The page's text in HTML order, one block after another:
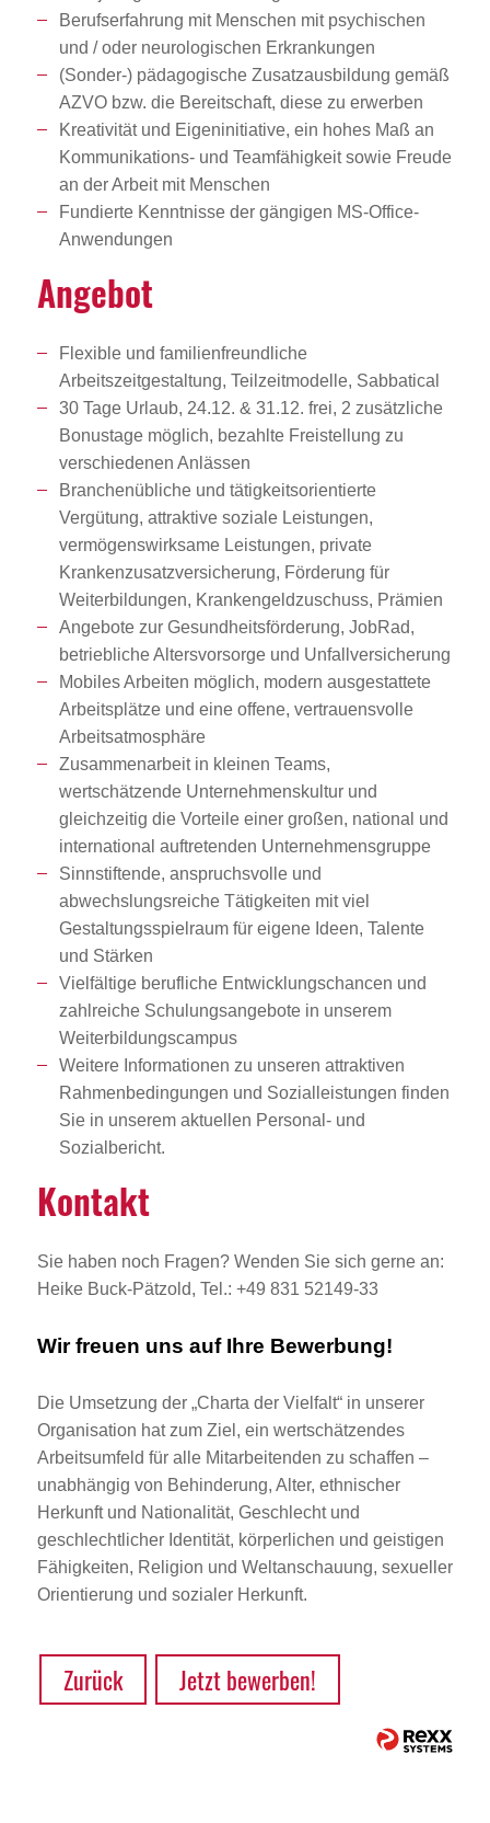
Berufserfahrung mit Menschen mit psychischen
und / oder neurologischen Erkrankungen
(Sonder-) pädagogische Zusatzausbildung gemäß
AZVO bzw. die Bereitschaft, diese zu erwerben
Kreativität und Eigeninitiative, ein hohes Maß an
Kommunikations- und Teamfähigkeit sowie Freude
an der Arbeit mit Menschen
Fundierte Kenntnisse der gängigen MS-Office-
Anwendungen
Angebot
Flexible und familienfreundliche
Arbeitszeitgestaltung, Teilzeitmodelle, Sabbatical
30 Tage Urlaub, 24.12. & 31.12. frei, 2 zusätzliche
Bonustage möglich, bezahlte Freistellung zu
verschiedenen Anlässen
Branchenübliche und tätigkeitsorientierte
Vergütung, attraktive soziale Leistungen,
vermögenswirksame Leistungen, private
Krankenzusatzversicherung, Förderung für
Weiterbildungen, Krankengeldzuschuss, Prämien
Angebote zur Gesundheitsförderung, JobRad,
betriebliche Altersvorsorge und Unfallversicherung
Mobiles Arbeiten möglich, modern ausgestattete
Arbeitsplätze und eine offene, vertrauensvolle
Arbeitsatmosphäre
Zusammenarbeit in kleinen Teams,
wertschätzende Unternehmenskultur und
gleichzeitig die Vorteile einer großen, national und
international auftretenden Unternehmensgruppe
Sinnstiftende, anspruchsvolle und
abwechslungsreiche Tätigkeiten mit viel
Gestaltungsspielraum für eigene Ideen, Talente
und Stärken
Vielfältige berufliche Entwicklungschancen und
zahlreiche Schulungsangebote in unserem
Weiterbildungscampus
Weitere Informationen zu unseren attraktiven
Rahmenbedingungen und Sozialleistungen finden
Sie in unserem aktuellen Personal- und
Sozialbericht.
Kontakt
Sie haben noch Fragen? Wenden Sie sich gerne an:
Heike Buck-Pätzold, Tel.: +49 831 52149-33
Wir freuen uns auf Ihre Bewerbung!
Die Umsetzung der „Charta der Vielfalt“ in unserer
Organisation hat zum Ziel, ein wertschätzendes
Arbeitsumfeld für alle Mitarbeitenden zu schaffen –
unabhängig von Behinderung, Alter, ethnischer
Herkunft und Nationalität, Geschlecht und
geschlechtlicher Identität, körperlichen und geistigen
Fähigkeiten, Religion und Weltanschauung, sexueller
Orientierung und sozialer Herkunft.
Zurück Jetzt bewerben!